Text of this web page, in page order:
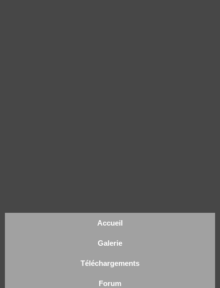
Accueil
Galerie
Téléchargements
Forum